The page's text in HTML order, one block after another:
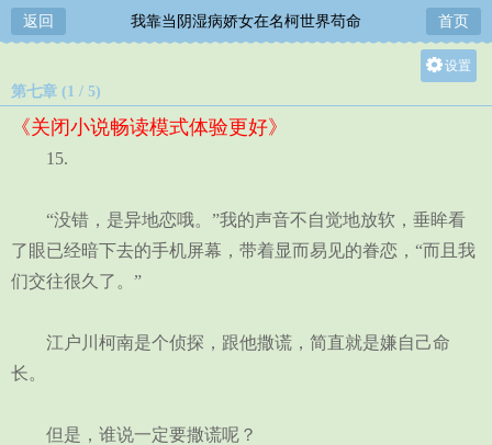
返回 我靠当阴湿病娇女在名柯世界苟命 首页
设置
第七章 (1 / 5)
《关闭小说畅读模式体验更好》
15.
“没错，是异地恋哦。”我的声音不自觉地放软，垂眸看
了眼已经暗下去的手机屏幕，带着显而易见的眷恋，“而且我
们交往很久了。”
江户川柯南是个侦探，跟他撒谎，简直就是嫌自己命
长。
但是，谁说一定要撒谎呢？